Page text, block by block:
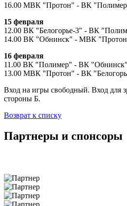
16.00 МВК "Протон" - ВК
15 февраля
12.00 ВК "Белогорье-3" - ВК
14.00 ВК "Обнинск" - МВК
16 февраля
11.00 ВК "Полимер" - ВК
13.00 МВК "Протон" - ВК
Вход на игры свободный. Вход для
стороны Б.
Возврат к списку
Партнеры и спонсоры